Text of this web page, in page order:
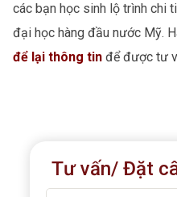
các bạn học sinh lộ trình chi
đại học hàng đầu nước Mỹ.
để lại thông tin để được tư
Tư vấn/ Đặt